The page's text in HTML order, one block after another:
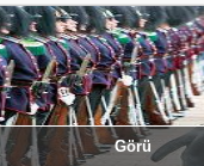
Görü